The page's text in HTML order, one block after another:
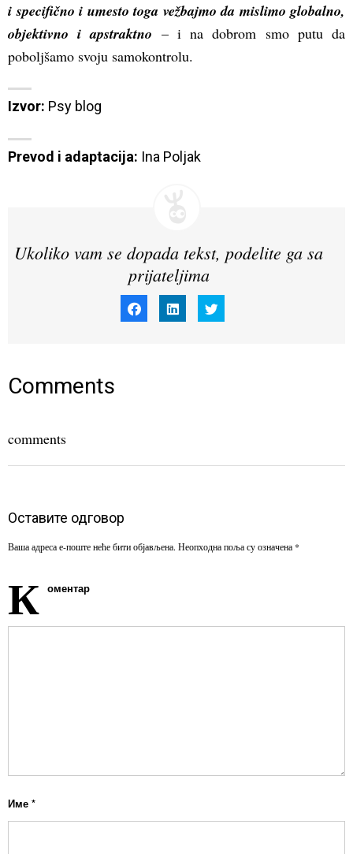
i specifično i umesto toga vežbajmo da mislimo globalno,
objektivno i apstraktno – i na dobrom smo putu da
poboljšamo svoju samokontrolu.
Izvor:
Prevod i adaptacija: Ina Poljak
Ukoliko vam se dopada tekst, podelite ga sa
prijateljima
share share share
Comments
comments
Оставите одговор
Ваша адреса е-поште неће бити објављена. Неопходна поља су означена *
К оментар
Име *